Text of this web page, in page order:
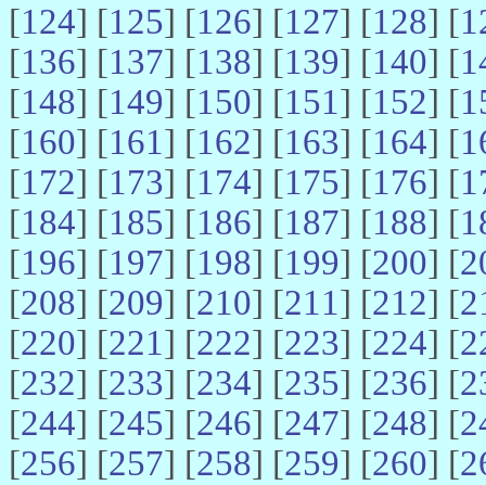
[124] [125] [126] [127] [128] [
[136] [137] [138] [139] [140] [
[148] [149] [150] [151] [152] [
[160] [161] [162] [163] [164] [
[172] [173] [174] [175] [176] [
[184] [185] [186] [187] [188] [
[196] [197] [198] [199] [200] [
[208] [209] [210] [211] [212] [
[220] [221] [222] [223] [224] [
[232] [233] [234] [235] [236] [
[244] [245] [246] [247] [248] [
[256] [257] [258] [259] [260] [